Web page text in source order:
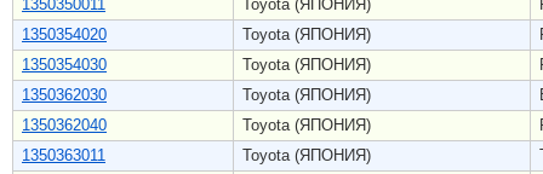
1350350011
Toyota (ЯПОНИЯ)
1350354020
Toyota (ЯПОНИЯ)
1350354030
Toyota (ЯПОНИЯ)
1350362030
Toyota (ЯПОНИЯ)
1350362040
Toyota (ЯПОНИЯ)
1350363011
Toyota (ЯПОНИЯ)